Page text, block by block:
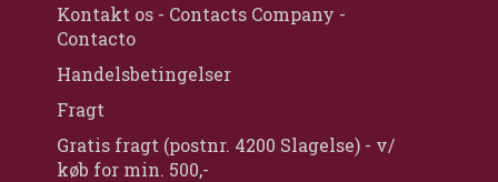
Kontakt os - Contacts Company -
Contacto
Handelsbetingelser
Fragt
Gratis fragt (postnr. 4200 Slagelse) - v/
køb for min. 500,-